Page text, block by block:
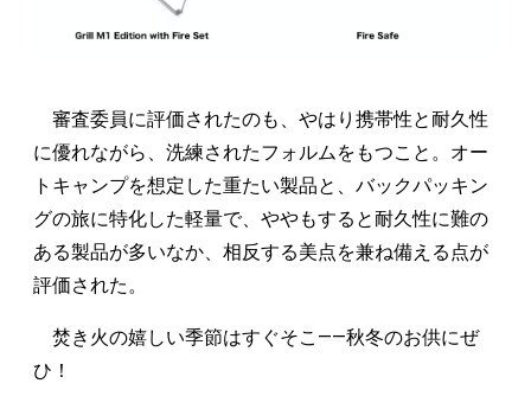
審査委員に評価されたのも、やはり携帯性と耐久性
に優れながら、洗練されたフォルムをもつこと。オー
トキャンプを想定した重たい製品と、バックパッキン
グの旅に特化した軽量で、ややもすると耐久性に難の
ある製品が多いなか、相反する美点を兼ね備える点が
評価された。
焚き火の嬉しい季節はすぐそこ——秋冬のお供にぜ
ひ！